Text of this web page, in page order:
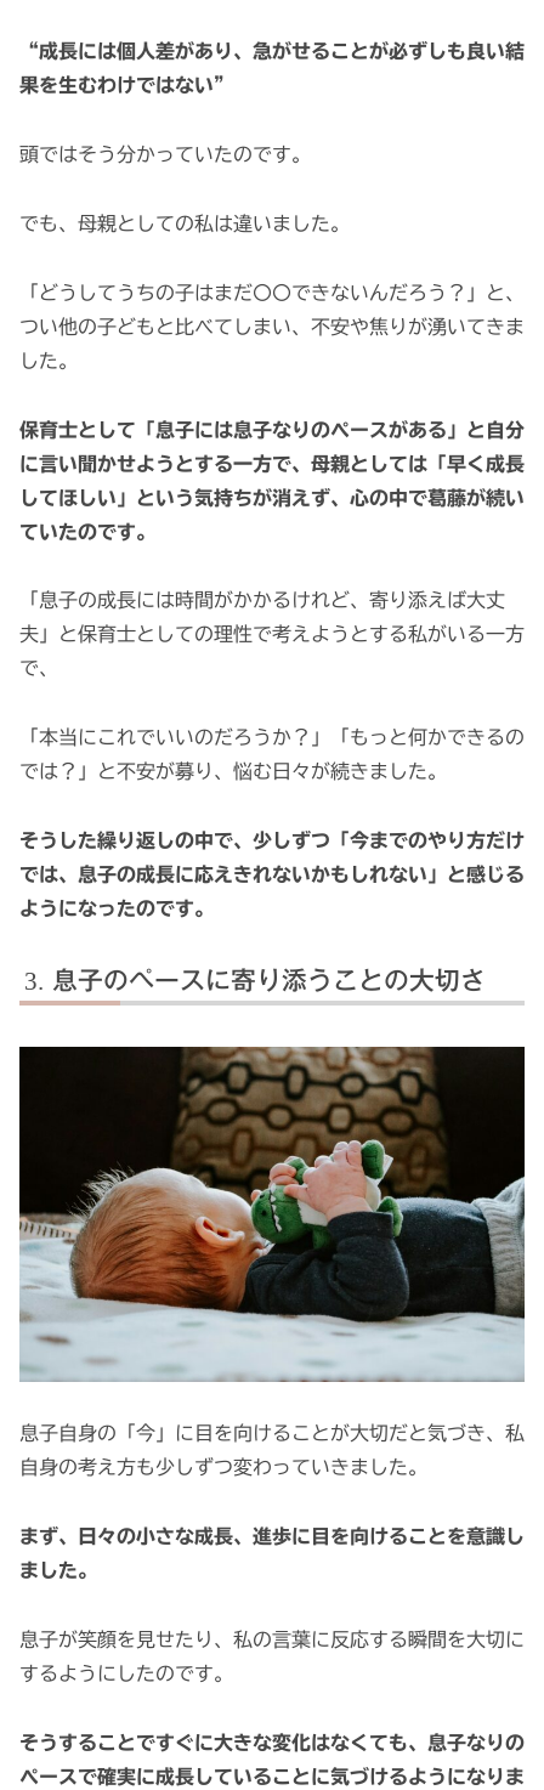
“成長には個人差があり、急がせることが必ずしも良い結
果を生むわけではない”
頭ではそう分かっていたのです。
でも、母親としての私は違いました。
「どうしてうちの子はまだ〇〇できないんだろう？」と、
つい他の子どもと比べてしまい、不安や焦りが湧いてきま
した。
保育士として「息子には息子なりのペースがある」と自分
に言い聞かせようとする一方で、母親としては「早く成長
してほしい」という気持ちが消えず、心の中で葛藤が続い
ていたのです。
「息子の成長には時間がかかるけれど、寄り添えば大丈
夫」と保育士としての理性で考えようとする私がいる一方
で、
「本当にこれでいいのだろうか？」「もっと何かできるの
では？」と不安が募り、悩む日々が続きました。
そうした繰り返しの中で、少しずつ「今までのやり方だけ
では、息子の成長に応えきれないかもしれない」と感じる
ようになったのです。
息子のペースに寄り添うことの大切さ
息子自身の「今」に目を向けることが大切だと気づき、私
自身の考え方も少しずつ変わっていきました。
まず、日々の小さな成長、進歩に目を向けることを意識し
ました。
息子が笑顔を見せたり、私の言葉に反応する瞬間を大切に
するようにしたのです。
そうすることですぐに大きな変化はなくても、息子なりの
ペースで確実に成長していることに気づけるようになりま